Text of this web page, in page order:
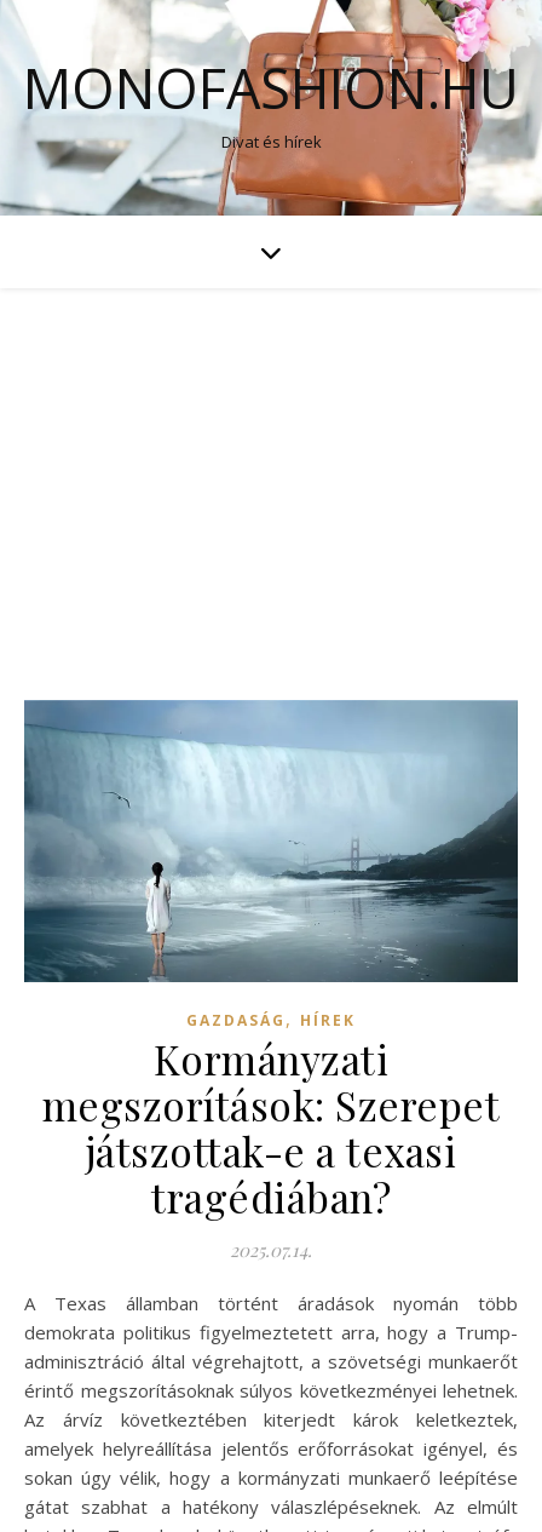
MONOFASHION.HU
Divat és hírek
GAZDASÁG , HÍREK
Kormányzati
megszorítások: Szerepet
játszottak-e a texasi
tragédiában?
2025.07.14.
A Texas államban történt áradások nyomán több
demokrata politikus figyelmeztetett arra, hogy a Trump-
adminisztráció által végrehajtott, a szövetségi munkaerőt
érintő megszorításoknak súlyos következményei lehetnek.
Az árvíz következtében kiterjedt károk keletkeztek,
amelyek helyreállítása jelentős erőforrásokat igényel, és
sokan úgy vélik, hogy a kormányzati munkaerő leépítése
gátat szabhat a hatékony válaszlépéseknek. Az elmúlt